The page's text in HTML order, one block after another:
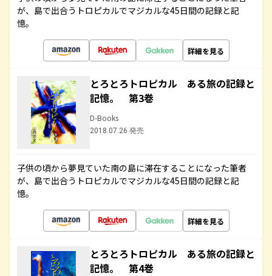
が、島で出合うトロピカルでマジカルな45日間の記録と記
憶。
詳細を見る
とろとろトロピカル ある旅の記録と
記憶。 第3巻
D-Books
2018.07.26 発売
子供の頃から夢見ていた南の島に滞在することになった筆者
が、島で出合うトロピカルでマジカルな45日間の記録と記
憶。
詳細を見る
とろとろトロピカル ある旅の記録と
記憶。 第4巻